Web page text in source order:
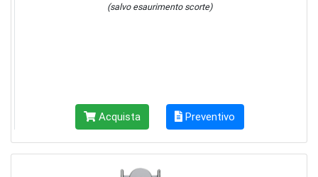
(salvo esaurimento scorte)
Acquista Preventivo